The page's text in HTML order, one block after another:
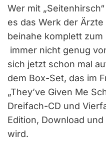
Wer mit
es das Werk der Ärzte
beinahe komplett
immer nicht genug
sich jetzt schon mal
dem Box-Set, das im
„They’ve Given Me
Dreifach-CD und
Edition, Download
wird.